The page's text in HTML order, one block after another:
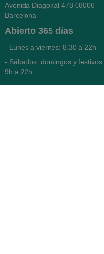
Avenida Diagonal 478 08006 -
Barcelona
Abierto 365 días
- Lunes a viernes: 8.30 a 22h
- Sábados, domingos y festivos:
9h a 22h